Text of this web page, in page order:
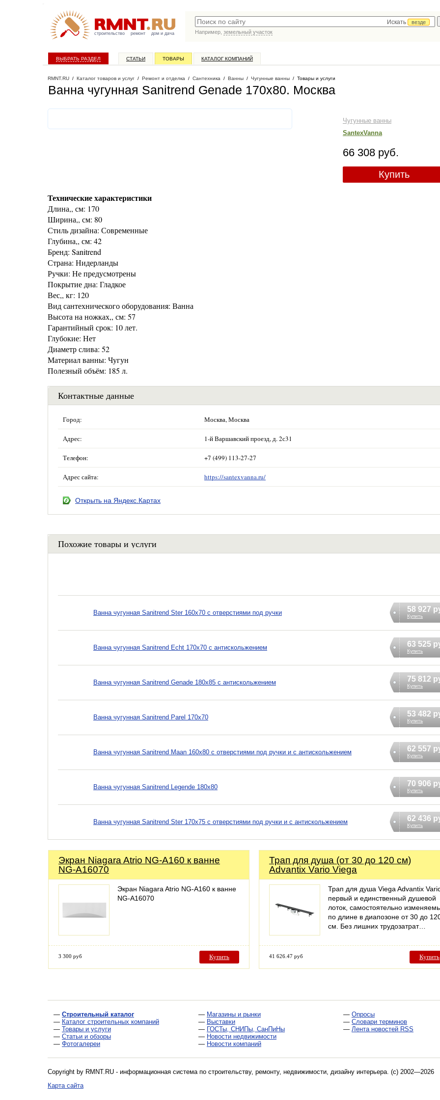
строительство ремонт дом и дача
Искать
везде
Например, земельный участок
ВЫБРАТЬ РАЗДЕЛ СТАТЬИ ТОВАРЫ КАТАЛОГ КОМПАНИЙ
RMNT.RU / Каталог товаров и услуг / Ремонт и отделка / Сантехника / Ванны / Чугунные ванны / Товары и услуги
Ванна чугунная Sanitrend Genade 170х80. Москва
Чугунные ванны
SantexVanna
66 308 руб.
Купить
Технические характеристики
Длина,, см: 170
Ширина,, см: 80
Стиль дизайна: Современные
Глубина,, см: 42
Бренд: Sanitrend
Страна: Нидерланды
Ручки: Не предусмотрены
Покрытие дна: Гладкое
Вес,, кг: 120
Вид сантехнического оборудования: Ванна
Высота на ножках,, см: 57
Гарантийный срок: 10 лет.
Глубокие: Нет
Диаметр слива: 52
Материал ванны: Чугун
Полезный объём: 185 л.
Контактные данные
Город: Москва, Москва
Адрес: 1-й Варшавский проезд, д. 2с31
Телефон: +7 (499) 113-27-27
Адрес сайта: https://santexvanna.ru/
Открыть на Яндекс.Картах
Похожие товары и услуги
Ванна чугунная Sanitrend Ster 160х70 с отверстиями под ручки 58 927
Купить
Ванна чугунная Sanitrend Echt 170х70 с антискольжением 63 525
Купить
Ванна чугунная Sanitrend Genade 180х85 с антискольжением 75 812
Купить
Ванна чугунная Sanitrend Parel 170х70 53 482
Купить
Ванна чугунная Sanitrend Maan 160х80 с отверстиями под ручки и с антискольжением 62 557
Купить
Ванна чугунная Sanitrend Legende 180х80 70 906
Купить
Ванна чугунная Sanitrend Ster 170х75 с отверстиями под ручки и с антискольжением 62 436
Купить
Экран Niagara Atrio NG-A160 к ванне
NG-A16070
Экран Niagara Atrio NG-A160 к ванне
NG-A16070
3 300 руб Купить
Трап для душа (от 30 до 120 см)
Advantix Vario Viega
Трап для душа Viega Advantix
первый и единственный душевой
лоток, самостоятельно
по длине в диапозоне от 30 до
см. Без лишних трудозатрат…
41 626.47 руб Купить
— Строительный каталог
— Каталог строительных компаний
— Товары и услуги
— Статьи и обзоры
— Фотогалереи
— Магазины и рынки
— Выставки
— ГОСТы, СНИПы, СанПиНы
— Новости недвижимости
— Новости компаний
— Опросы
— Словари терминов
— Лента новостей RSS
Copyright by RMNT.RU - информационная система по строительству, ремонту, недвижимости, дизайну интерьера . (c) 2002—2026
Карта сайта